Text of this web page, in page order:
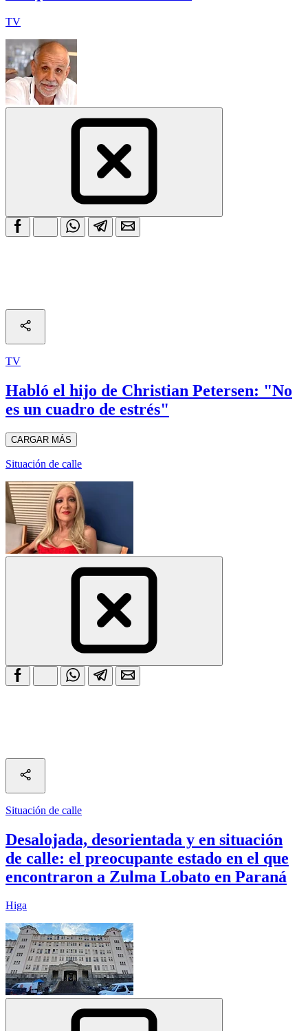
TV
TV
Habló el hijo de Christian Petersen: "No
es un cuadro de estrés"
CARGAR MÁS
Situación de calle
Situación de calle
Desalojada, desorientada y en situación
de calle: el preocupante estado en el que
encontraron a Zulma Lobato en Paraná
Higa